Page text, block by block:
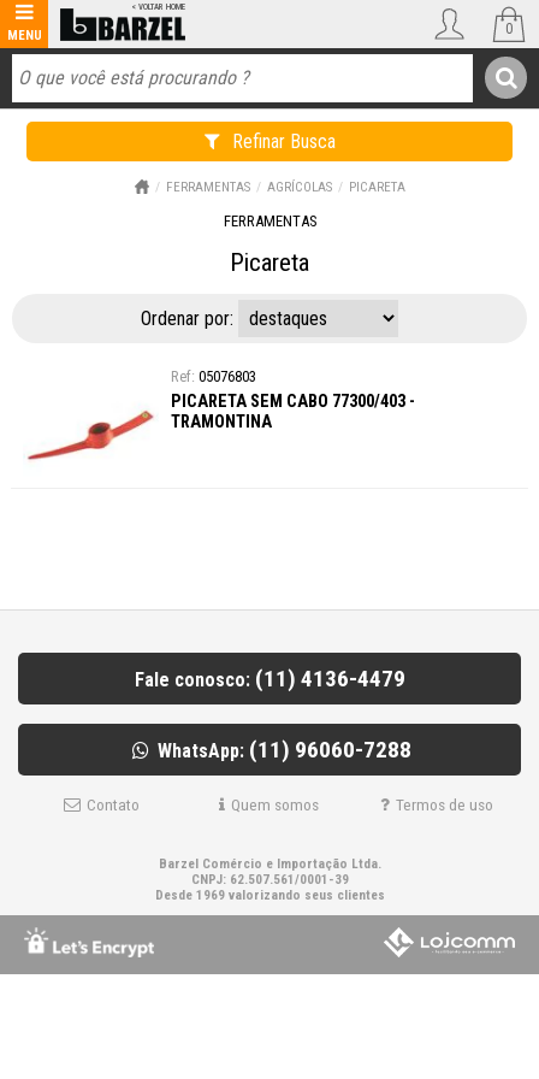
Refinar Busca
0
FERRAMENTAS AGRÍCOLAS PICARETA
FERRAMENTAS
Picareta
Ordenar por:
05076803
PICARETA SEM CABO 77300/403 -
TRAMONTINA
Fale conosco: (11) 4136-4479
WhatsApp: (11) 96060-7288
Contato Quem somos Termos de uso
Barzel Comércio e Importação Ltda.
CNPJ: 62.507.561/0001-39
Desde 1969 valorizando seus clientes